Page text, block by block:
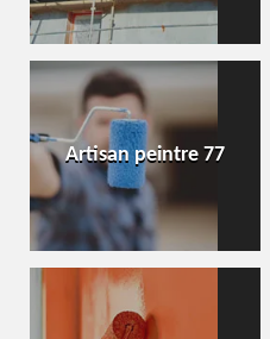
Artisan peintre 77